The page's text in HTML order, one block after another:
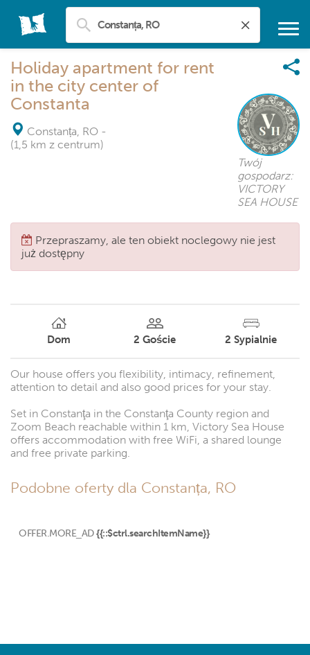
Holiday apartment for rent
in the city center of
Constanta
Constanța, RO -
(1,5 km z centrum)
Twój
gospodarz:
VICTORY
SEA HOUSE
Przepraszamy, ale ten obiekt noclegowy nie jest
już dostępny
Dom 2 Goście 2 Sypialnie
Our house offers you flexibility, intimacy, refinement,
attention to detail and also good prices for your stay.
Set in Constanţa in the Constanţa County region and
Zoom Beach reachable within 1 km, Victory Sea House
offers accommodation with free WiFi, a shared lounge
and free private parking.
Podobne oferty dla Constanța, RO
OFFER.MORE_AD {{::$ctrl.searchItemName}}